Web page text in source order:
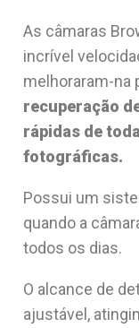
As câmaras
incrível
melhoraram-na
recuperação
rápidas de
fotográficas.
Possui um
quando a
todos os dias.
O alcance de
ajustável,